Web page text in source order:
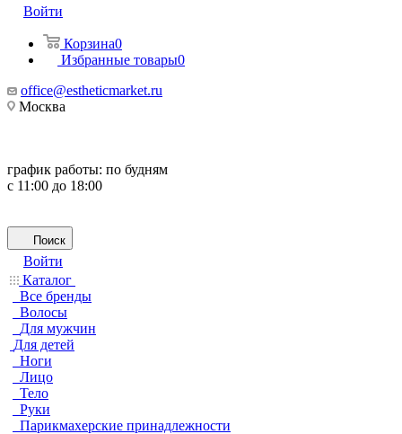
Войти
Корзина0
Избранные товары0
office@estheticmarket.ru
Москва
график работы: по будням
с 11:00 до 18:00
Поиск
Войти
Каталог
Все бренды
Волосы
Для мужчин
Для детей
Ноги
Лицо
Тело
Руки
Парикмахерские принадлежности